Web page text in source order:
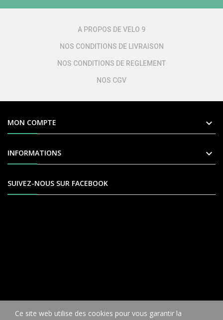
A PROPOS DE VELO 9
NOS CONDITIONS DE LIVRAISON
NOS CONDITIONS DE REGLEMENT
NOS CGV
MON COMPTE 
INFORMATIONS 
SUIVEZ-NOUS SUR FACEBOOK
COPYRIGHT © VÉLO9 2004
Ce site web utilise des cookies pour vous garantir la